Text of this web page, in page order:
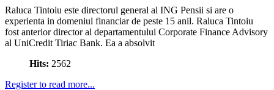
Raluca Tintoiu este directorul general al ING Pensii si are o
experienta in domeniul financiar de peste 15 anil. Raluca Tintoiu
fost anterior director al departamentului Corporate Finance Advisory
al UniCredit Tiriac Bank. Ea a absolvit
Hits: 2562
Register to read more...